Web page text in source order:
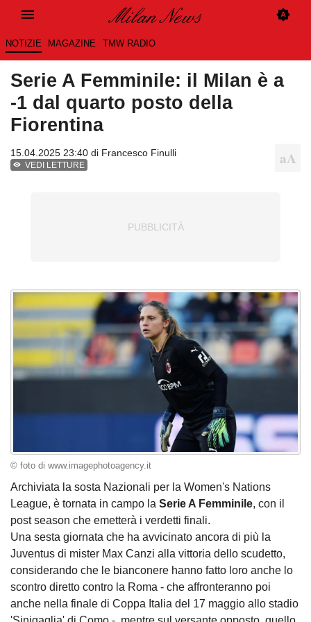
NOTIZIE MAGAZINE TMW RADIO
Serie A Femminile: il Milan è a
-1 dal quarto posto della
Fiorentina
15.04.2025 23:40 di Francesco Finulli
VEDI LETTURE
© foto di www.imagephotoagency.it
Archiviata la sosta Nazionali per la Women's Nations
League, è tornata in campo la Serie A Femminile, con il
post season che emetterà i verdetti finali.
Una sesta giornata che ha avvicinato ancora di più la
Juventus di mister Max Canzi alla vittoria dello scudetto,
considerando che le bianconere hanno fatto loro anche lo
scontro diretto contro la Roma - che affronteranno poi
anche nella finale di Coppa Italia del 17 maggio allo stadio